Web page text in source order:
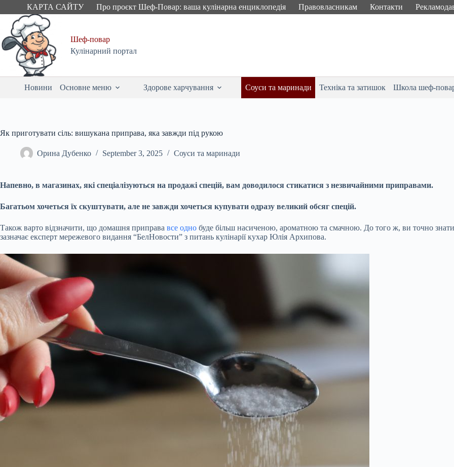
to
content
КАРТА САЙТУ Про проєкт Шеф-Повар: ваша кулінарна енциклопедія Правовласникам Контакти
Шеф-повар
Кулінарний портал
Новини Основне меню Здорове харчування Соуси та маринади Техніка та затишок Школа шеф-
Як приготувати сіль: вишукана приправа, яка завжди під рукою
Орина Дубенко September 3, 2025 Соуси та маринади
Напевно, в магазинах, які спеціалізуються на продажі спецій, вам доводилося стикатися з незвичайними приправами.
Багатьом хочеться їх скуштувати, але не завжди хочеться купувати одразу великий обсяг спецій.
Також варто відзначити, що домашня приправа все одно буде більш насиченою, ароматною та смачною. До того ж, ви точно
зазначає експерт мережевого видання “БелНовости” з питань кулінарії кухар Юлія Архипова.